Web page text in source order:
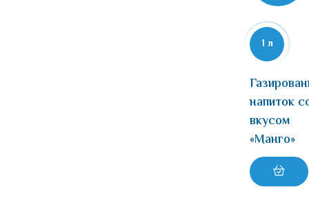
1 л
напиток
вкусом
«Манго»